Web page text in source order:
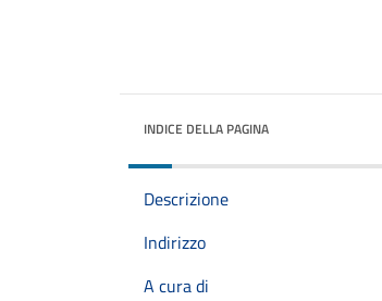
INDICE DELLA PAGINA
Descrizione
Indirizzo
A cura di